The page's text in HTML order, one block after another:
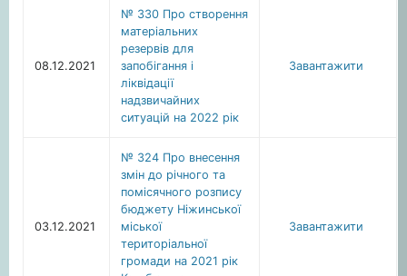
08.12.2021
№ 330 Про створення
матеріальних
резервів для
запобігання і
ліквідації
надзвичайних
ситуацій на 2022 рік
Завантажити
03.12.2021
№ 324 Про внесення
змін до річного та
помісячного розпису
бюджету Ніжинської
міської
територіальної
громади на 2021 рік
Завантажити